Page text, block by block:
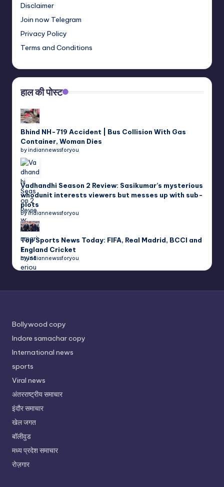
Disclaimer
Join now Telegram
Privacy Policy
Terms and Conditions
हाल की पोस्ट
Bhind NH-719 Accident | Bus Collision With Gas
Container, Woman Dies
by indiannewssforyou
Vadhandhi Season 2 Review: Sasikumar’s mysterious
whodunit interests viewers but messes up with sub-
plots
by indiannewssforyou
Top Sports News Today: FIFA, Real Madrid, BCCI and
England Cricket
by indiannewssforyou
Bollywood copy
Indore samachar copy
International news
sports
Viral news
अंतरराष्ट्रीय समाचार
इंदौर समाचार
खेल जगत
बॉलीवुड
मध्य प्रदेश समाचार
रोज़गार